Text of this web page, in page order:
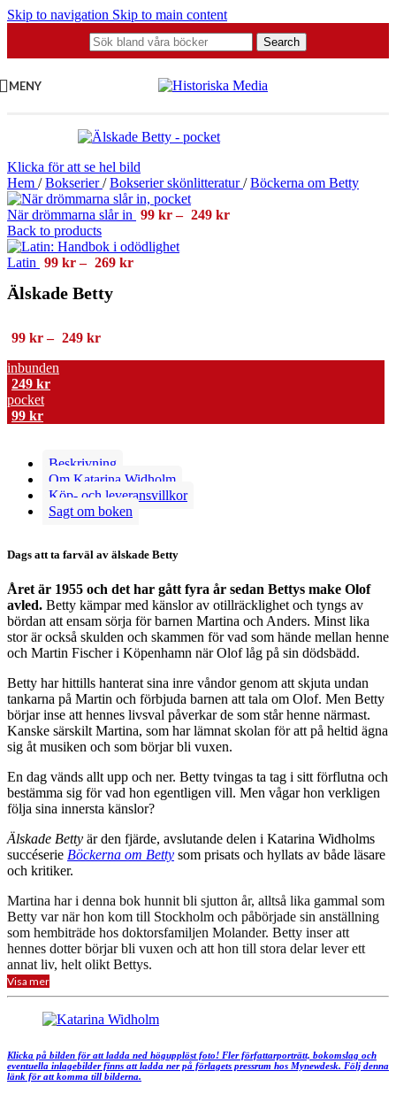
Skip to navigation Skip to main content
Search
MENY
Klicka för att se hel bild
Hem / Bokserier/ Bokserier skönlitteratur/ Böckerna om Betty
När drömmarna slår in 99 kr – 249 krPrisintervall:
Back to products
Latin 99 kr – 269 krPrisintervall:
Älskade Betty
99 kr – 249 krPrisintervall:
inbunden
249 kr
pocket
99 kr
Beskrivning
Om Katarina Widholm
Köp- och leveransvillkor
Sagt om boken
Dags att ta farväl av älskade Betty
Året är 1955 och det har gått fyra år sedan Bettys make Olof
avled. Betty kämpar med känslor av otillräcklighet och tyngs av
bördan att ensam sörja för barnen Martina och Anders. Minst lika
stor är också skulden och skammen för vad som hände mellan henne
och Martin Fischer i Köpenhamn när Olof låg på sin dödsbädd.
Betty har hittills hanterat sina inre våndor genom att skjuta undan
tankarna på Martin och förbjuda barnen att tala om Olof. Men Betty
börjar inse att hennes livsval påverkar de som står henne närmast.
Kanske särskilt Martina, som har lämnat skolan för att på heltid ägna
sig åt musiken och som börjar bli vuxen.
En dag vänds allt upp och ner. Betty tvingas ta tag i sitt förflutna och
bestämma sig för vad hon egentligen vill. Men vågar hon verkligen
följa sina innersta känslor?
Älskade Betty är den fjärde, avslutande delen i Katarina Widholms
succéserie Böckerna om Betty som prisats och hyllats av både läsare
och kritiker.
Martina har i denna bok hunnit bli sjutton år, alltså lika gammal som
Betty var när hon kom till Stockholm och påbörjade sin anställning
som hembiträde hos doktorsfamiljen Molander. Betty inser att
hennes dotter börjar bli vuxen och att hon till stora delar lever ett
annat liv, helt olikt Bettys.
Visa mer
Klicka på bilden för att ladda ned högupplöst foto! Fler författarporträtt, bokomslag och
eventuella inlagebilder finns att ladda ner på förlagets pressrum hos Mynewdesk. Följ denna
länk för att komma till bilderna.